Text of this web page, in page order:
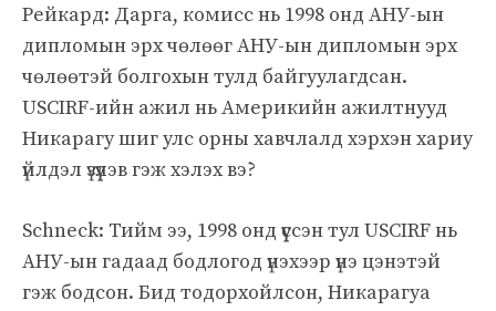
Рейкард: Дарга, комисс нь 1998 онд АНУ-ын
дипломын эрх чөлөөг АНУ-ын дипломын эрх
чөлөөтэй болгохын тулд байгуулагдсан.
USCIRF-ийн ажил нь Америкийн ажилтнууд
Никарагу шиг улс орны хавчлалд хэрхэн хариу
үйлдэл үзүүлэв гэж хэлэх вэ?
Schneck: Тийм ээ, 1998 онд үүссэн тул USCIRF нь
АНУ-ын гадаад бодлогод үнэхээр үнэ цэнэтэй
гэж бодсон. Бид тодорхойлсон, Никарагуа